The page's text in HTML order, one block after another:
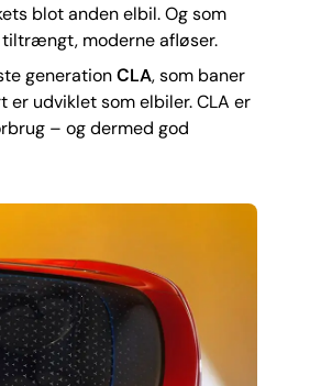
blot anden elbil. Og som
tiltrængt, moderne afløser.
generationCLA, som baner
udviklet som elbiler. CLA er
– og dermed god